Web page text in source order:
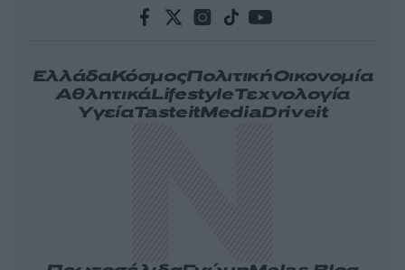
ΕλλάδαΚόσμοςΠολιτικήΟικονομία
ΑθλητικάLifestyleΤεχνολογία
ΥγείαTasteitMediaDriveit